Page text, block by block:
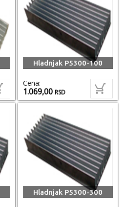
Hladnjak P5300-100
Cena:
1.069,00RSD
Hladnjak P5300-300